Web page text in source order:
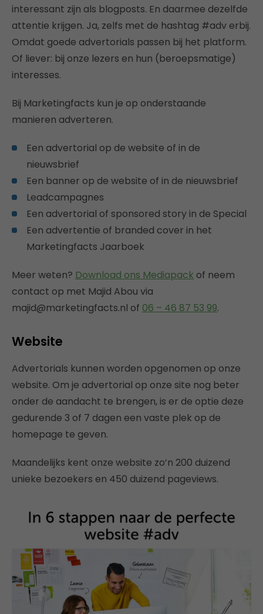
interessant zijn als blogposts. En daarmee dezelfde
attentie krijgen. Ja, zelfs met de hashtag #adv erbij.
Omdat goede advertorials passen bij het platform.
Of liever: bij onze lezers en hun (beroepsmatige)
interesses.
Bij Marketingfacts kun je op onderstaande
manieren adverteren.
Een advertorial op de website of in de
nieuwsbrief
Een banner op de website of in de nieuwsbrief
Leadcampagnes
Een advertorial of sponsored story in de Special
Een advertentie of branded cover in het
Marketingfacts Jaarboek
Meer weten? Download ons Mediapack of neem
contact op met Majid Abou via
majid@marketingfacts.nl of 06 – 46 87 53 99.
Website
Advertorials kunnen worden opgenomen op onze
website. Om je advertorial op onze site nog beter
onder de aandacht te brengen, is er de optie deze
gedurende 3 of 7 dagen een vaste plek op de
homepage te geven.
Maandelijks kent onze website zo’n 200 duizend
unieke bezoekers en 450 duizend pageviews.